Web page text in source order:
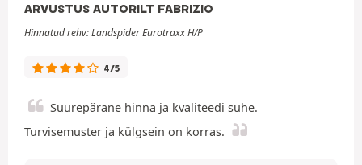
ARVUSTUS AUTORILT FABRIZIO
Hinnatud rehv: Landspider Eurotraxx H/P
4/5
Suurepärane hinna ja kvaliteedi suhe.
Turvisemuster ja külgsein on korras.